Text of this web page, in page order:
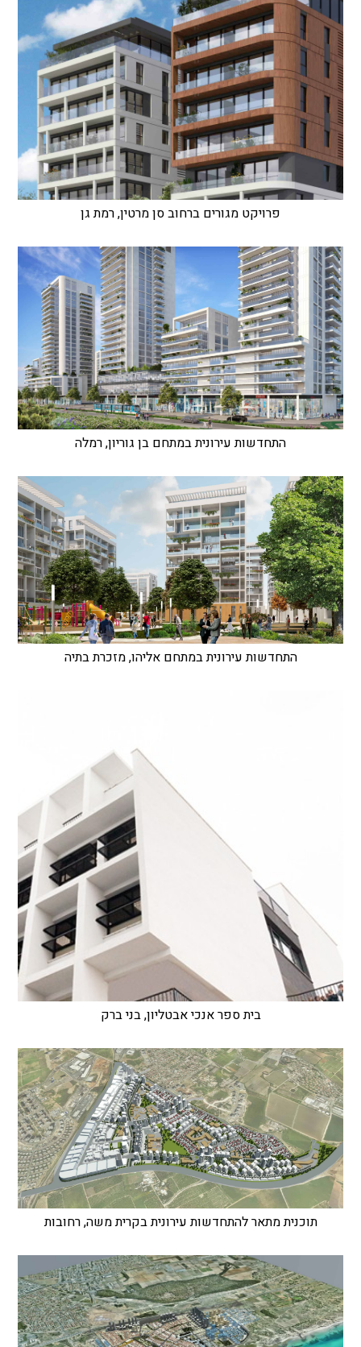
פרויקט מגורים ברחוב סן מרטין, רמת גן
התחדשות עירונית במתחם בן גוריון, רמלה
התחדשות עירונית במתחם אליהו, מזכרת בתיה
בית ספר אנכי אבטליון, בני ברק
תוכנית מתאר להתחדשות עירונית בקרית משה, רחובות